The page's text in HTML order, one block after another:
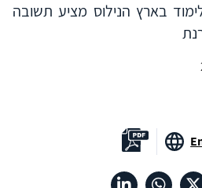
בארץ הנילוס מציע תשובה